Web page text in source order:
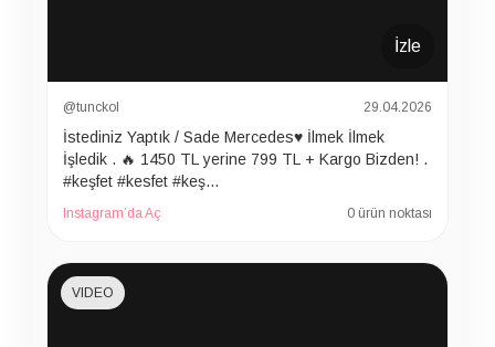
İzle
@tunckol 29.04.2026
İstediniz Yaptık / Sade Mercedes♥️ İlmek İlmek
İşledik . 🔥 1450 TL yerine 799 TL + Kargo Bizden! .
#keşfet #kesfet #keş…
Instagram’da Aç 0 ürün noktası
VIDEO